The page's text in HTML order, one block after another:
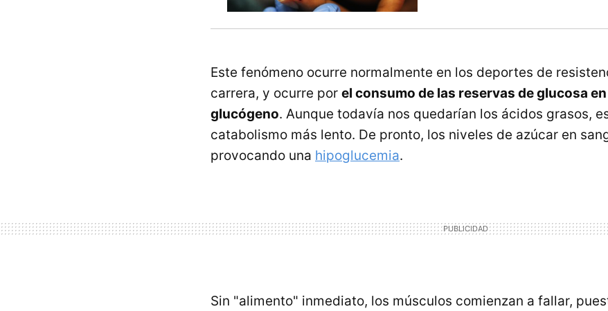
Este fenómeno ocurre normalmente en los deportes de
carrera, y ocurre por el consumo de las reservas de glucosa
glucógeno. Aunque todavía nos quedarían los ácidos grasos,
catabolismo más lento. De pronto, los niveles de azúcar en
provocando una hipoglucemia.
Sin "alimento" inmediato, los músculos comienzan a fallar,